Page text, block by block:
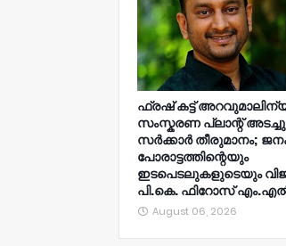
ഫ്രഷ് കട്ട്
സംസ്കരണ പ്ലാന്റ്
സർക്കാർ തീരുമാനം;
പോരാട്ടത്തിന്റെയും
ഇടപെടലുകളുടെയും
പി.കെ. ഫിറോസ്
August 06, 2026